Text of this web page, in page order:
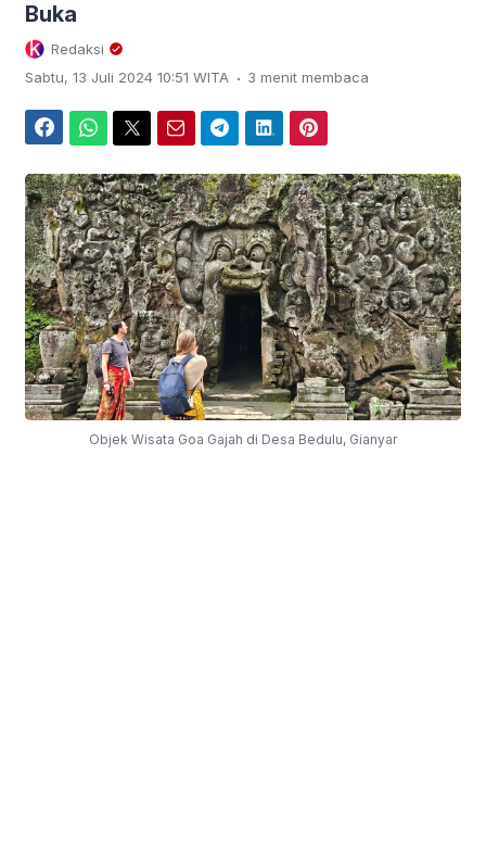
Buka
Redaksi
Sabtu, 13 Juli 2024 10:51 WITA . 3 menit membaca
Objek Wisata Goa Gajah di Desa Bedulu, Gianyar